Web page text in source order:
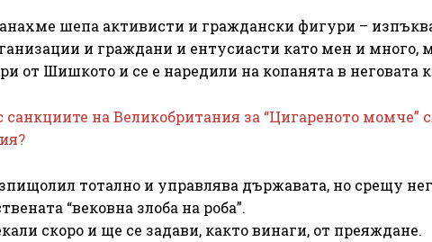
шепа активисти и граждански фигури –
и граждани и ентусиасти като мен и много,
от Шишкото и се е наредили на копанята в неговата
санкциите на Великобритания за “Цигареното момче”
тотално и управлява държавата, но срещу
“вековна злоба на роба”.
скоро и ще се задави, както винаги, от преяждане.